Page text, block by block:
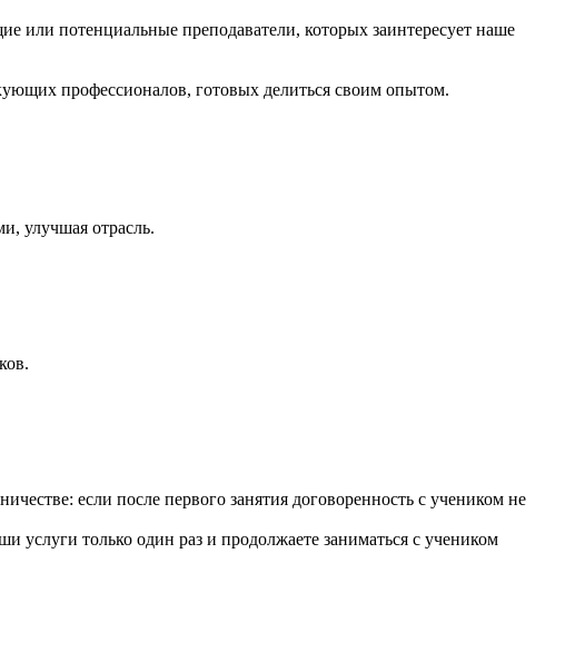
или потенциальные преподаватели, которых заинтересует наше
профессионалов, готовых делиться своим опытом.
улучшая отрасль.
если после первого занятия договоренность с учеником не
услуги только один раз и продолжаете заниматься с учеником